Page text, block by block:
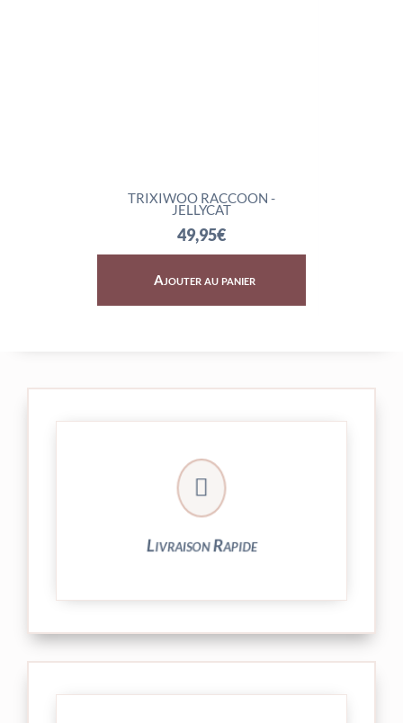
TRIXIWOO RACCOON -
Ajouter au panier

Livraison Rapide
Votre commande est expédiée sous
24/48h et livrée par Colissimo.